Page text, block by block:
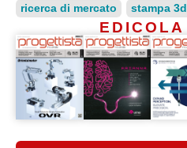
ricerca di mercato
stampa 3d
EDICOLA